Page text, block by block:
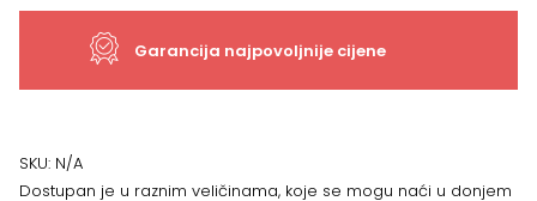
Garancija najpovoljnije cijene
SKU: N/A
Dostupan je u raznim veličinama, koje se mogu naći u donjem